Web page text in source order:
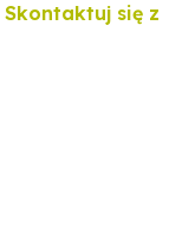
Skontaktuj się z